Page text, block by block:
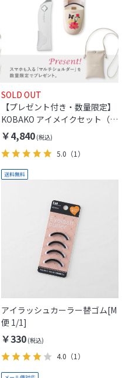
SOLD OUT
【プレゼント付き・数量限定】
KOBAKO アイメイクセット（セ
ンターカール・アイボリー・チ
ョウチョ）
￥4,840
5.0 （1）
アイラッシュカーラー替ゴム[M
便 1/1]
￥330
4.0 （1）